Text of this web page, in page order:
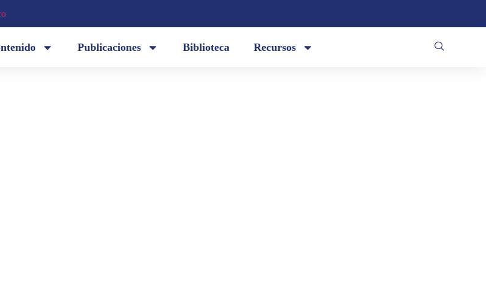
Publicaciones Biblioteca Recursos